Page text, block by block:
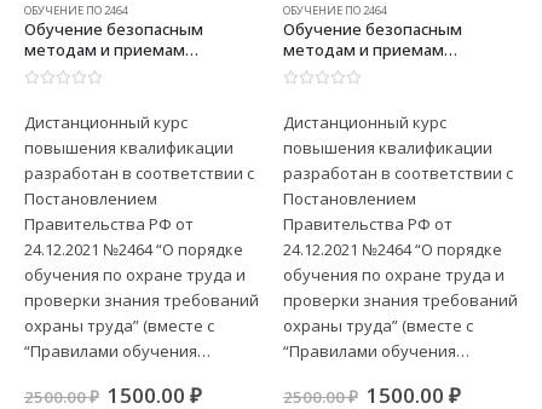
ОБУЧЕНИЕ ПО 2464
Обучение безопасным
методам и приемам
выполнения работ
повышенной опасности, к
которым предъявляются
дополнительные требования
в соответствии с
нормативными правовыми
актами, содержащими
государственные
нормативные требования
охраны труда. Безопасные
методы и приемы
выполнения работ при
размещении, монтаже,
техническом обслуживании и
ремонте технологического
Дистанционный курс
повышения квалификации
разработан в соответствии с
Постановлением
Правительства РФ от
24.12.2021 №2464 “О порядке
обучения по охране труда и
проверки знания требований
охраны труда” (вместе с
“Правилами обучения…
2500.00₽ Первоначальная
1500.00 ₽Текущая
ОБУЧЕНИЕ ПО 2464
Обучение безопасным
методам и приемам
выполнения работ
повышенной опасности, к
которым предъявляются
дополнительные требования
в соответствии с
нормативными правовыми
актами, содержащими
государственные
нормативные требования
охраны труда. Безопасные
методы и приемы
выполнения работ на высоте
Дистанционный курс
повышения квалификации
разработан в соответствии с
Постановлением
Правительства РФ от
24.12.2021 №2464 “О порядке
обучения по охране труда и
проверки знания требований
охраны труда” (вместе с
“Правилами обучения…
2500.00₽ Первоначальная
1500.00 ₽